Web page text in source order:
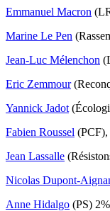
Emmanuel Macron
Marine Le Pen
Jean-Luc Mélenchon
Eric Zemmour
Yannick Jadot
Fabien Roussel (PCF),
Jean Lassalle
Nicolas Dupont-
Anne Hidalgo (PS)